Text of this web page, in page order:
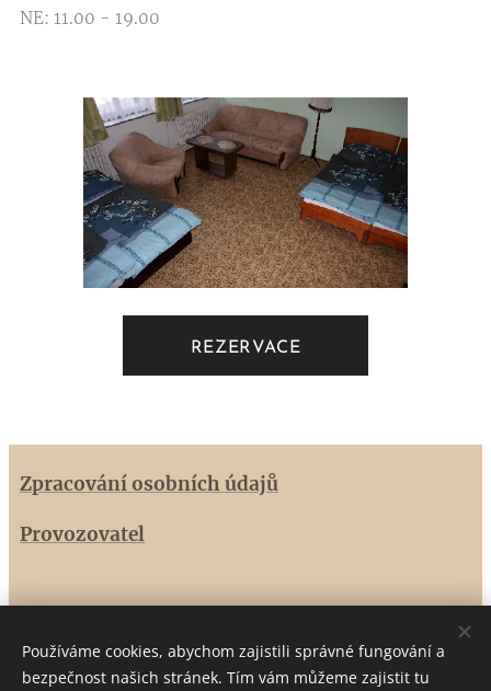
NE: 11.00 - 19.00
REZERVACE
Zpracování osobních údajů
Provozovatel
Veselice 94, 679 13 Sloup
+420 702 013 734
Používáme cookies, abychom zajistili správné fungování a
bezpečnost našich stránek. Tím vám můžeme zajistit tu